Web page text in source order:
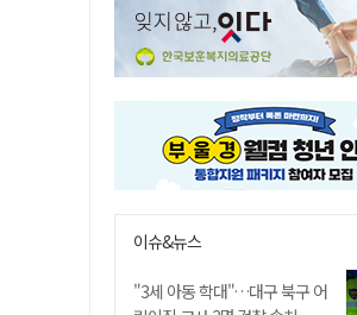
이슈&뉴스
"3세 아동 학대"…대구 북구 어